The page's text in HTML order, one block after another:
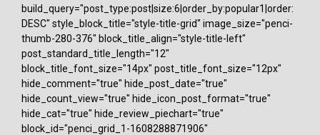
build_query="post_type:post|size:6|order_by:popular1|order:
DESC" style_block_title="style-title-grid" image_size="penci-
thumb-280-376" block_title_align="style-title-left"
post_standard_title_length="12"
block_title_font_size="14px" post_title_font_size="12px"
hide_comment="true" hide_post_date="true"
hide_count_view="true" hide_icon_post_format="true"
hide_cat="true" hide_review_piechart="true"
block_id="penci_grid_1-1608288871906"